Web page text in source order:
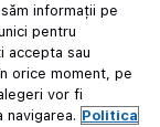
informații pe
pentru
accepta sau
orice moment, pe
vor fi
Politica